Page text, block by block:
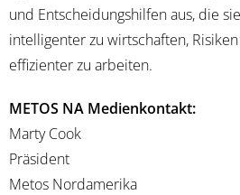
und Entscheidungshilfen aus, die
intelligenter zu wirtschaften,
effizienter zu arbeiten.
METOS NA Medienkontakt:
Marty Cook
Präsident
Metos Nordamerika